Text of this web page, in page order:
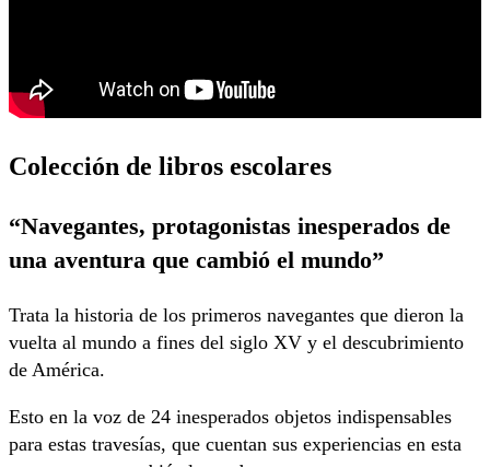
Colección de libros escolares
“Navegantes, protagonistas inesperados de
una aventura que cambió el mundo”
Trata la historia de los primeros navegantes que dieron la
vuelta al mundo a fines del siglo XV y el descubrimiento
de América.
Esto en la voz de 24 inesperados objetos indispensables
para estas travesías, que cuentan sus experiencias en esta